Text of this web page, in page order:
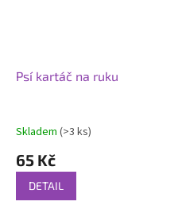
Psí kartáč na ruku
Skladem (>3 ks)
65 Kč
DETAIL